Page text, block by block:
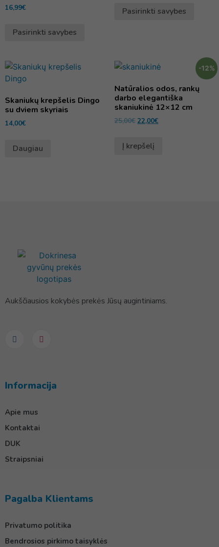
16,99€
Pasirinkti savybes
Pasirinkti savybes
Skaniukų krepšelis Dingo
su dviem skyriais
14,00€
Daugiau
-12%
Natūralios odos, rankų
darbo elegantiška
skaniukinė 12×12 cm
25,00€ 22,00€
Į krepšelį
Aukščiausios kokybės prekės Jūsų augintiniams.
Informacija
Apie mus
Kontaktai
DUK
Straipsniai
Pagalba Klientams
Privatumo politika
Bendrosios pirkimo taisyklės